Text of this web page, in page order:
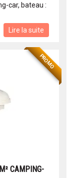
car, bateau :
Lire la suite
PROMO
CAMPING-